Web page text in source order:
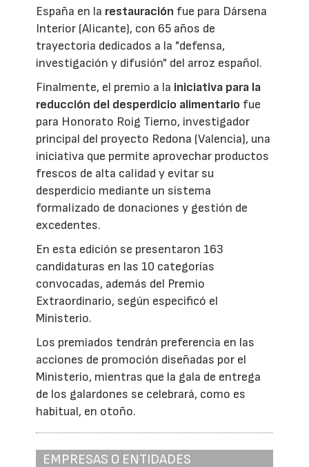
España en la restauración fue para Dársena
Interior (Alicante), con 65 años de
trayectoria dedicados a la "defensa,
investigación y difusión" del arroz español.
Finalmente, el premio a la iniciativa para la
reducción del desperdicio alimentario fue
para Honorato Roig Tierno, investigador
principal del proyecto Redona (Valencia), una
iniciativa que permite aprovechar productos
frescos de alta calidad y evitar su
desperdicio mediante un sistema
formalizado de donaciones y gestión de
excedentes.
En esta edición se presentaron 163
candidaturas en las 10 categorías
convocadas, además del Premio
Extraordinario, según especificó el
Ministerio.
Los premiados tendrán preferencia en las
acciones de promoción diseñadas por el
Ministerio, mientras que la gala de entrega
de los galardones se celebrará, como es
habitual, en otoño.
EMPRESAS O ENTIDADES